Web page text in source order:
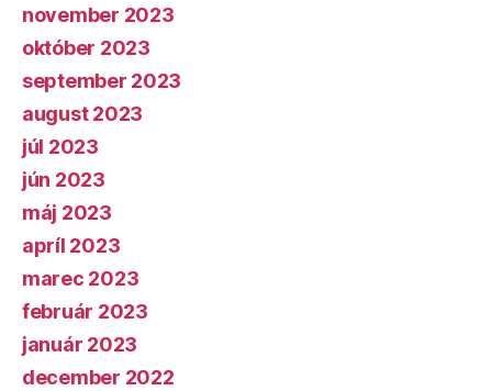
november 2023
október 2023
september 2023
august 2023
júl 2023
jún 2023
máj 2023
apríl 2023
marec 2023
február 2023
január 2023
december 2022